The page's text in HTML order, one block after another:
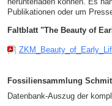
Publikationen oder um
Faltblatt "The Beauty of
Fossiliensammlung
Datenbank-Auszug der